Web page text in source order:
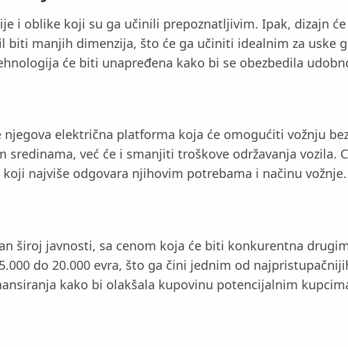
i oblike koji su ga učinili prepoznatljivim. Ipak, dizajn
biti manjih dimenzija, što će ga učiniti idealnim za uske
će biti unapređena kako bi se obezbedila
njegova električna platforma koja će omogućiti vožnju
sredinama, već će i smanjiti troškove održavanja
najviše odgovara njihovim potrebama i načinu vožnje.
široj javnosti, sa cenom koja će biti konkurentna
do 20.000 evra, što ga čini jednim od
kako bi olakšala kupovinu potencijalnim